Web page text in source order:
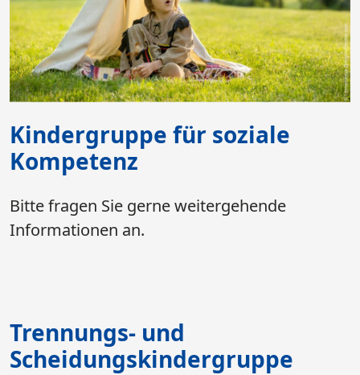
Kindergruppe für soziale
Kompetenz
Bitte fragen Sie gerne weitergehende
Informationen an.
Trennungs- und
Scheidungskindergruppe